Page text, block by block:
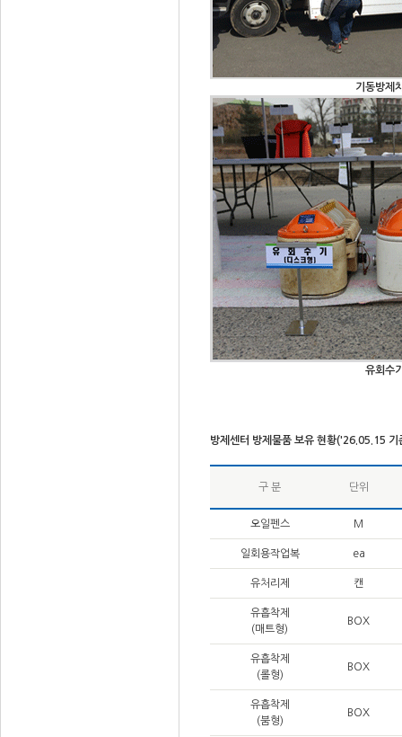
기동방제
유회수
방제센터 방제물품 보유 현황('26.05.15 기
구 분 단위
오일펜스 M
일회용작업복 ea
유처리제 캔
유흡착제
(매트형)
BOX
유흡착제
(롤형)
BOX
유흡착제
(붐형)
BOX